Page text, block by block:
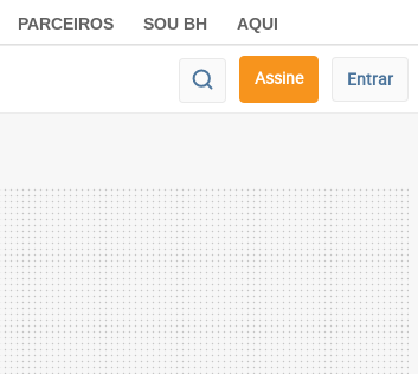
PARCEIROS SOU BH AQUI
Assine Entrar